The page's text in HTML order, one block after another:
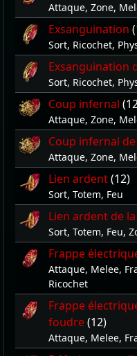
Attaque, Zone,
Exsanguination
Sort, Ricochet,
Exsanguination
Sort, Ricochet,
Coup infernal
Attaque, Zone,
Coup infernal
Attaque, Zone,
Lien ardent(12)
Sort, Totem, Feu
Lien ardent de
Sort, Totem, Feu,
Frappe
Attaque, Melee,
Ricochet
Frappe
foudre(12)
Attaque, Melee,